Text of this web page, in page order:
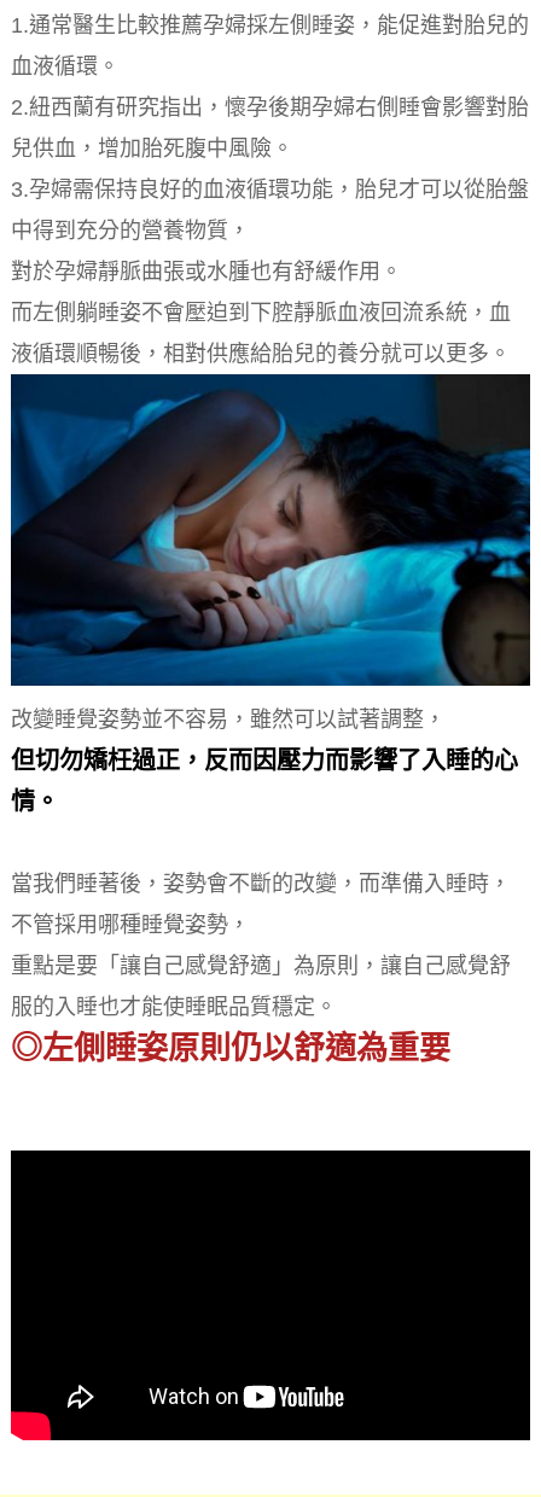
1.通常醫生比較推薦孕婦採左側睡姿，能促進對胎兒的
血液循環。
2.紐西蘭有研究指出，懷孕後期孕婦右側睡會影響對胎
兒供血，增加胎死腹中風險。
3.孕婦需保持良好的血液循環功能，胎兒才可以從胎盤
中得到充分的營養物質，
對於孕婦靜脈曲張或水腫也有舒緩作用。
而左側躺睡姿不會壓迫到下腔靜脈血液回流系統，血
液循環順暢後，相對供應給胎兒的養分就可以更多。
改變睡覺姿勢並不容易，雖然可以試著調整，
但切勿矯枉過正，反而因壓力而影響了入睡的心
情。
當我們睡著後，姿勢會不斷的改變，而準備入睡時，
不管採用哪種睡覺姿勢，
重點是要「讓自己感覺舒適」為原則，讓自己感覺舒
服的入睡也才能使睡眠品質穩定。
◎左側睡姿原則仍以舒適為重要